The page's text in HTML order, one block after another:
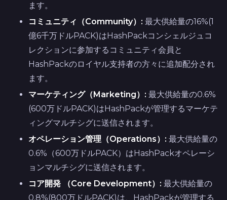
ます。
コミュニティ（Community）: 最大供給量の16%(1
億6千万ドルPACK)はHashPackコンシェルジュコ
レクションに参加するコミュニティ会員と
HashPackのロイヤル支持者の方々に追加配分され
ます。
マーケティング（Marketing）: 最大供給量の0.6%
(600万ドルPACK)はHashPackが管理するマーケテ
ィングマルチシグに送信されます。
オペレーション管理（Operations）: 最大供給量の
0.6%（600万ドルPACK）はHashPackオペレーシ
ョンマルチシグに送信されます。
コア開発 （Core Development）: 最大供給量の
0.8%(800万ドルPACK)は、HashPackが管理する